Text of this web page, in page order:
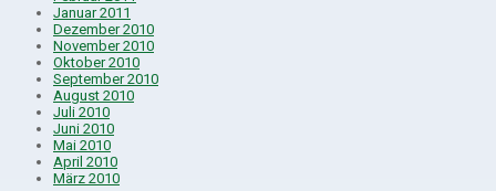
Januar 2011
Dezember 2010
November 2010
Oktober 2010
September 2010
August 2010
Juli 2010
Juni 2010
Mai 2010
April 2010
März 2010